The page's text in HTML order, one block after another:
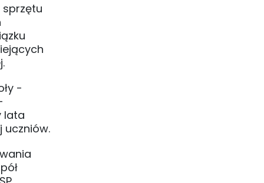
-
lata
uczniów.